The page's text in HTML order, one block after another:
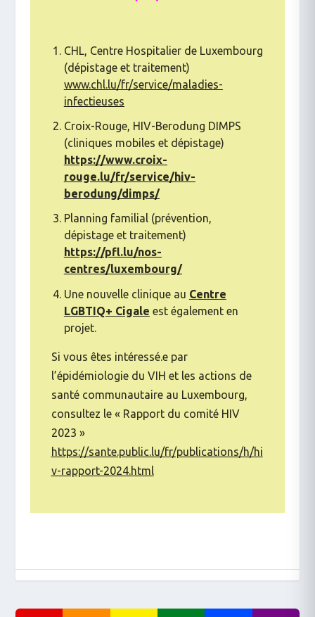
CHL, Centre Hospitalier de Luxembourg
(dépistage et traitement)
www.chl.lu/fr/service/maladies-
infectieuses
Croix-Rouge, HIV-Berodung DIMPS
(cliniques mobiles et dépistage)
https://www.croix-
rouge.lu/fr/service/hiv-
berodung/dimps/
Planning familial (prévention,
dépistage et traitement)
https://pfl.lu/nos-
centres/luxembourg/
Une nouvelle clinique au Centre
LGBTIQ+ Cigale est également en
projet.
Si vous êtes intéressé.e par
l’épidémiologie du VIH et les actions de
santé communautaire au Luxembourg,
consultez le « Rapport du comité HIV
2023 »
https://sante.public.lu/fr/publications/h/hi
v-rapport-2024.html